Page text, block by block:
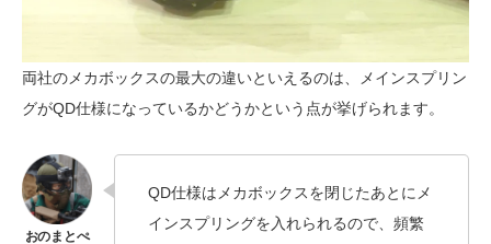
両社のメカボックスの最大の違いといえるのは、メインスプリン
グがQD仕様になっているかどうかという点が挙げられます。
QD仕様はメカボックスを閉じたあとにメ
インスプリングを入れられるので、頻繁